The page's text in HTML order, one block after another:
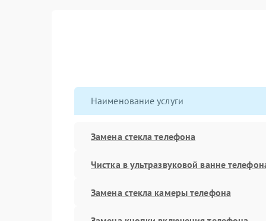
Наименование услуги
Замена стекла телефона
Чистка в ультразвуковой ванне
Замена стекла камеры телефона